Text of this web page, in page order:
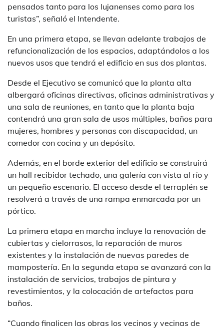
pensados tanto para los lujanenses como para los
turistas”, señaló el Intendente.
En una primera etapa, se llevan adelante trabajos de
refuncionalización de los espacios, adaptándolos a los
nuevos usos que tendrá el edificio en sus dos plantas.
Desde el Ejecutivo se comunicó que la planta alta
albergará oficinas directivas, oficinas administrativas y
una sala de reuniones, en tanto que la planta baja
contendrá una gran sala de usos múltiples, baños para
mujeres, hombres y personas con discapacidad, un
comedor con cocina y un depósito.
Además, en el borde exterior del edificio se construirá
un hall recibidor techado, una galería con vista al río y
un pequeño escenario. El acceso desde el terraplén se
resolverá a través de una rampa enmarcada por un
pórtico.
La primera etapa en marcha incluye la renovación de
cubiertas y cielorrasos, la reparación de muros
existentes y la instalación de nuevas paredes de
mampostería. En la segunda etapa se avanzará con la
instalación de servicios, trabajos de pintura y
revestimientos, y la colocación de artefactos para
baños.
“Cuando finalicen las obras los vecinos y vecinas de